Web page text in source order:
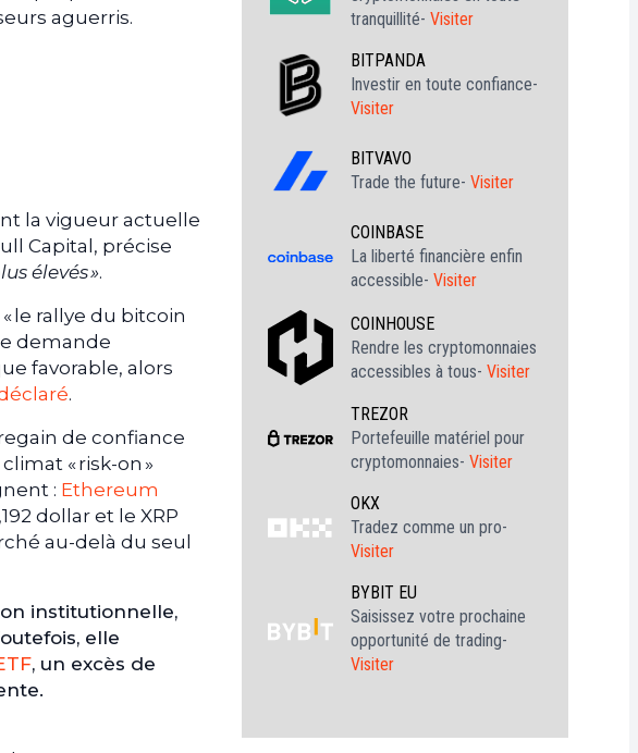
aguerris.
la vigueur actuelle
Capital, précise
élevés ».
le rallye du bitcoin
demande
favorable, alors
.
de confiance
« risk-on »
: Ethereum
dollar et le XRP
au-delà du seul
institutionnelle,
elle
, un excès de
tranquillité- Visiter
BITPANDA
Investir en toute confiance-
Visiter
BITVAVO
Trade the future- Visiter
COINBASE
La liberté financière enfin
accessible- Visiter
COINHOUSE
Rendre les cryptomonnaies
accessibles à tous- Visiter
TREZOR
Portefeuille matériel pour
cryptomonnaies- Visiter
OKX
Tradez comme un pro-
Visiter
BYBIT EU
Saisissez votre prochaine
opportunité de trading-
Visiter